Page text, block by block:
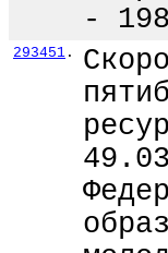
-
293451 .